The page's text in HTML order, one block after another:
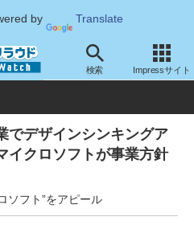
by Translate
検索 Impressサイト
業戦略
でデザインシンキングア
クロソフトが事業方針
ソフト”をアピール